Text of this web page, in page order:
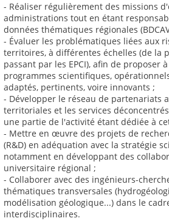
- Réaliser régulièrement des missions
administrations tout en étant
données thématiques régionales
- Évaluer les problématiques liées aux
territoires, à différentes échelles (de la
passant par les EPCI), afin de proposer
programmes scientifiques,
adaptés, pertinents, voire innovants ;
- Développer le réseau de partenariats
territoriales et les services déconcentrés
une partie de l'activité étant dédiée à
- Mettre en œuvre des projets de
(R&D) en adéquation avec la stratégie
notamment en développant des
universitaire régional ;
- Collaborer avec des ingénieurs-
thématiques transversales
modélisation géologique...) dans le
interdisciplinaires.